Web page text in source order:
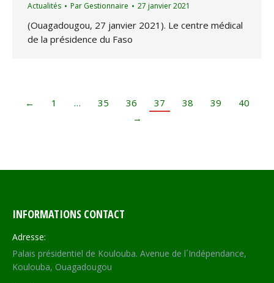
Actualités Par Gestionnaire 27 janvier 2021
(Ouagadougou, 27 janvier 2021). Le centre médical
de la présidence du Faso
← 1 … 35 36 37 38 39
40
→
INFORMATIONS CONTACT
Adresse:
Palais présidentiel de Koulouba. Avenue de l´Indépendance,
Koulouba, Ouagadougou